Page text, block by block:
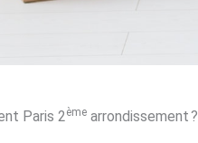
Paris 2 ème arrondissement ?